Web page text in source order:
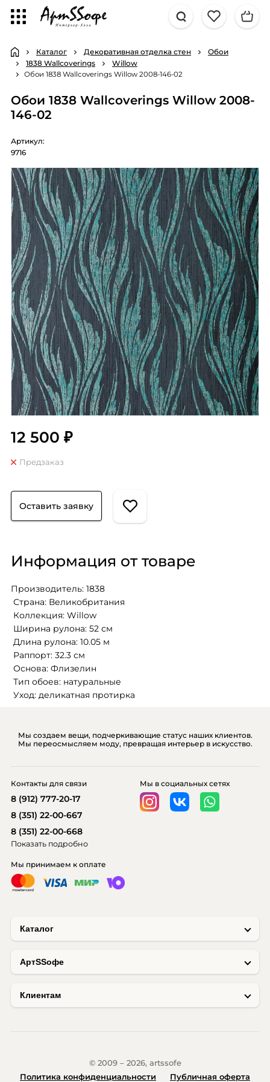
Каталог Декоративная отделка стен
Обои
1838 Wallcoverings
Willow
Обои 1838 Wallcoverings Willow 2008-146-02
Обои 1838 Wallcoverings Willow 2008-
146-02
Артикул:
9716
12 500 ₽
Предзаказ
Оставить заявку
Информация от товаре
Производитель: 1838
Страна: Великобритания
Коллекция: Willow
Ширина рулона: 52 см
Длина рулона: 10.05 м
Раппорт: 32.3 см
Основа: Флизелин
Тип обоев: натуральные
Уход: деликатная протирка
Мы создаем вещи, подчеркивающие статус наших клиентов.
Мы переосмысляем моду, превращая интерьер в искусство.
Каталог
AртSSофе
Клиентам
Мы принимаем к оплате
Мы в социальных сетях
Контакты для связи
8 (912) 777-20-17
8 (351) 22-00-667
8 (351) 22-00-668
Показать подробно
© 2009 – 2026, artssofe
Политика конфиденциальности
Публичная оферта